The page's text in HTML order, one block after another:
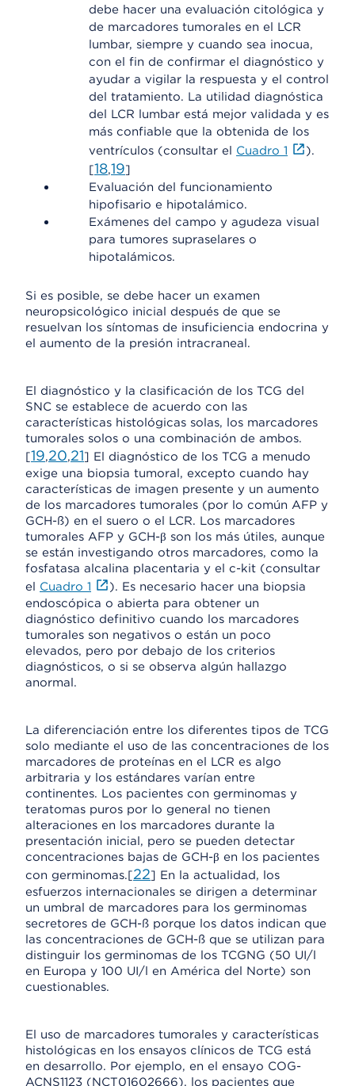
debe hacer una evaluación citológica y
de marcadores tumorales en el LCR
lumbar, siempre y cuando sea inocua,
con el fin de confirmar el diagnóstico y
ayudar a vigilar la respuesta y el control
del tratamiento. La utilidad diagnóstica
del LCR lumbar está mejor validada y es
más confiable que la obtenida de los
ventrículos (consultar el Cuadro 1
).
[18,19]
Evaluación del funcionamiento
hipofisario e hipotalámico.
Exámenes del campo y agudeza visual
para tumores supraselares o
hipotalámicos.
Si es posible, se debe hacer un examen
neuropsicológico inicial después de que se
resuelvan los síntomas de insuficiencia endocrina y
el aumento de la presión intracraneal.
El diagnóstico y la clasificación de los TCG del
SNC se establece de acuerdo con las
características histológicas solas, los marcadores
tumorales solos o una combinación de ambos.
[19,20,21] El diagnóstico de los TCG a menudo
exige una biopsia tumoral, excepto cuando hay
características de imagen presente y un aumento
de los marcadores tumorales (por lo común AFP y
GCH-ß) en el suero o el LCR. Los marcadores
tumorales AFP y GCH-β son los más útiles, aunque
se están investigando otros marcadores, como la
fosfatasa alcalina placentaria y el c-kit (consultar
el Cuadro 1
). Es necesario hacer una biopsia
endoscópica o abierta para obtener un
diagnóstico definitivo cuando los marcadores
tumorales son negativos o están un poco
elevados, pero por debajo de los criterios
diagnósticos, o si se observa algún hallazgo
anormal.
La diferenciación entre los diferentes tipos de TCG
solo mediante el uso de las concentraciones de los
marcadores de proteínas en el LCR es algo
arbitraria y los estándares varían entre
continentes. Los pacientes con germinomas y
teratomas puros por lo general no tienen
alteraciones en los marcadores durante la
presentación inicial, pero se pueden detectar
concentraciones bajas de GCH-β en los pacientes
con germinomas.[22] En la actualidad, los
esfuerzos internacionales se dirigen a determinar
un umbral de marcadores para los germinomas
secretores de GCH-ß porque los datos indican que
las concentraciones de GCH-ß que se utilizan para
distinguir los germinomas de los TCGNG (50 UI/l
en Europa y 100 UI/l en América del Norte) son
cuestionables.
El uso de marcadores tumorales y características
histológicas en los ensayos clínicos de TCG está
en desarrollo. Por ejemplo, en el ensayo COG-
ACNS1123 (NCT01602666), los pacientes que